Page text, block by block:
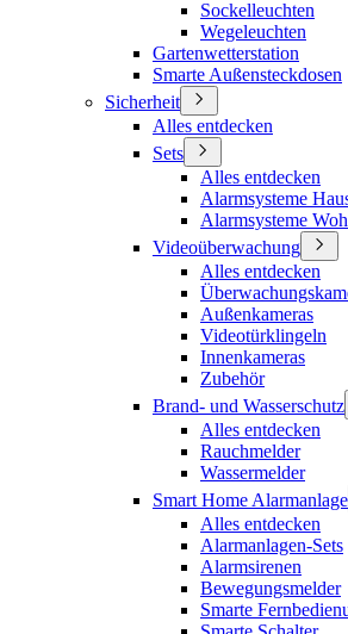
Sockelleuchten
Wegeleuchten
Gartenwetterstation
Smarte Außensteckdosen
Sicherheit
Alles entdecken
Sets
Alles entdecken
Alarmsysteme
Alarmsysteme
Videoüberwachung
Alles entdecken
Außenkameras
Videotürklingeln
Innenkameras
Zubehör
Brand- und Wasserschutz
Alles entdecken
Rauchmelder
Wassermelder
Smart Home Alarmanlage
Alles entdecken
Alarmanlagen-Sets
Alarmsirenen
Bewegungsmelder
Smarte